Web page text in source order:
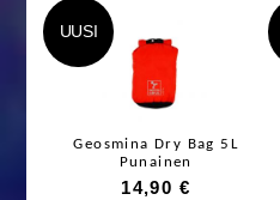
UUSI
Geosmina Dry Bag 5L
Punainen
14,90 €